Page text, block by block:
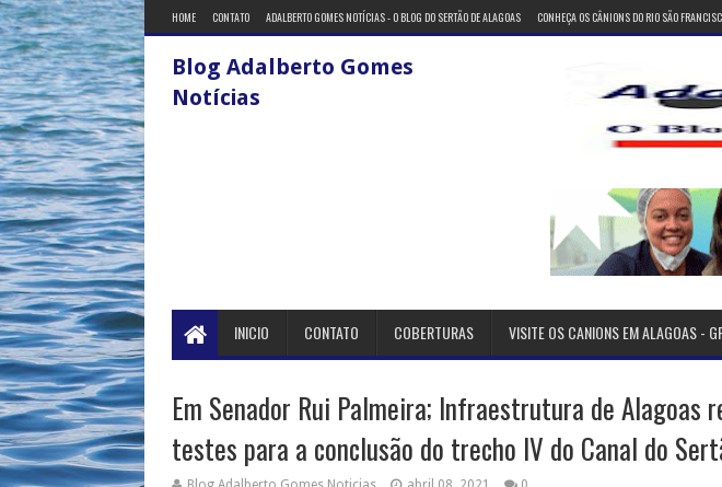
HOME CONTATO ADALBERTO GOMES NOTÍCIAS - O BLOG DO SERTÃO DE ALAGOAS CONHEÇA OS CÂNIONS DO RIO SÃO
Blog Adalberto Gomes
Notícias
INICIO CONTATO COBERTURAS VISITE OS CANIONS EM ALAGOAS -
Em Senador Rui Palmeira; Infraestrutura de Alagoas
testes para a conclusão do trecho IV do Canal do